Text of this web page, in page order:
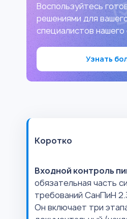
Воспользуйтесь
решениями для
специалистов нашего
Узнать
Коротко
Входной контроль
обязательная часть
требований СанПиН
Он включает три